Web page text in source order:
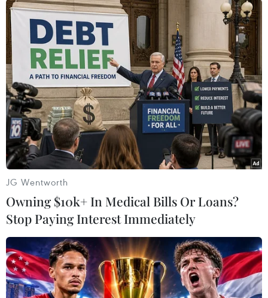
#Samsung #5G
#Di động thế hệ thứ năm
#NEC Corp.
#Thiết bị viễn thông 5G
Nhật Bản
Theo dõi VietnamPlus
TIN LIÊN QUAN
JG Wentworth
Owning $10k+ In Medical Bills Or Loans?
Stop Paying Interest Immediately